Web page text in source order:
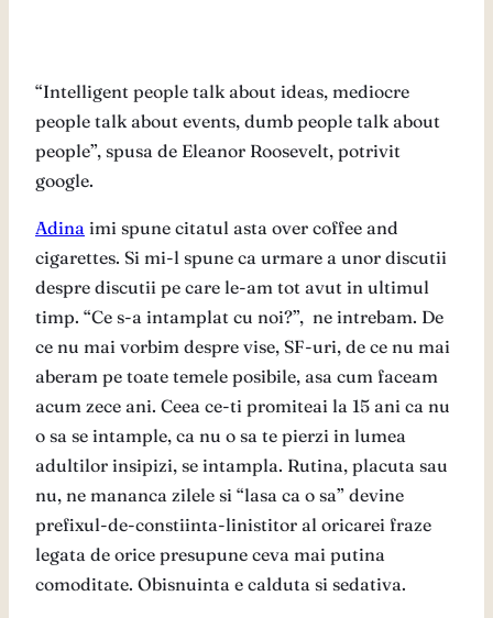
“Intelligent people talk about ideas, mediocre
people talk about events, dumb people talk about
people”, spusa de Eleanor Roosevelt, potrivit
google.
Adina imi spune citatul asta over coffee and
cigarettes. Si mi-l spune ca urmare a unor discutii
despre discutii pe care le-am tot avut in ultimul
timp. “Ce s-a intamplat cu noi?”, ne intrebam. De
ce nu mai vorbim despre vise, SF-uri, de ce nu mai
aberam pe toate temele posibile, asa cum faceam
acum zece ani. Ceea ce-ti promiteai la 15 ani ca nu
o sa se intample, ca nu o sa te pierzi in lumea
adultilor insipizi, se intampla. Rutina, placuta sau
nu, ne mananca zilele si “lasa ca o sa” devine
prefixul-de-constiinta-linistitor al oricarei fraze
legata de orice presupune ceva mai putina
comoditate. Obisnuinta e calduta si sedativa.